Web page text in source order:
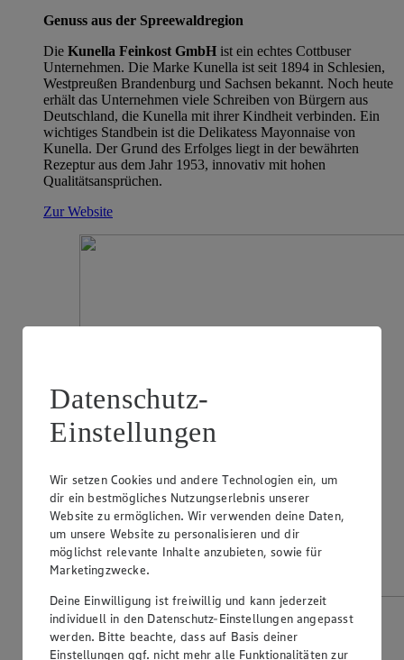
Genuss aus der Spreewaldregion
Die Kunella Feinkost GmbH ist ein echtes Cottbuser
Unternehmen. Die Marke Kunella ist seit 1894 in Schlesien,
Westpreußen Brandenburg und Sachsen bekannt. Noch heute
erhält das Unternehmen viele Schreiben von Bürgern aus
Deutschland, die Kunella mit ihrer Kindheit verbinden. Ein
wichtiges Standbein ist die Delikatess Mayonnaise von
Kunella. Der Grund des Erfolges liegt in der bewährten
Rezeptur aus dem Jahr 1953, innovativ mit hohen
Qualitätsansprüchen.
Zur Website
Datenschutz-
Einstellungen
Wir setzen Cookies und andere Technologien ein, um
dir ein bestmögliches Nutzungserlebnis unserer
Website zu ermöglichen. Wir verwenden deine Daten,
um unsere Website zu personalisieren und dir
möglichst relevante Inhalte anzubieten, sowie für
Marketingzwecke.
Deine Einwilligung ist freiwillig und kann jederzeit
individuell in den Datenschutz-Einstellungen angepasst
werden. Bitte beachte, dass auf Basis deiner
Einstellungen ggf. nicht mehr alle Funktionalitäten zur